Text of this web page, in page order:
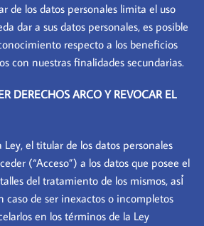
de los datos personales limita el uso
dar a sus datos personales, es posible
respecto a los beneficios
con nuestras finalidades secundarias.
DERECHOS ARCO Y REVOCAR EL
el titular de los datos personales
(“Acceso”) a los datos que posee el
del tratamiento de los mismos, así́
caso de ser inexactos o incompletos
en los términos de la Ley